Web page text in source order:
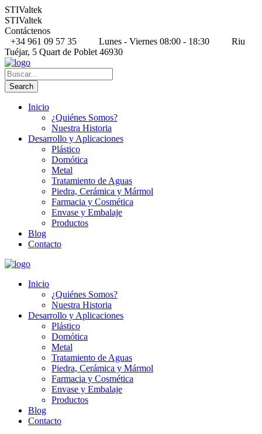
STIValtek
STIValtek
Contáctenos
+34 961 09 57 35
Lunes - Viernes 08:00 - 18:30
Riu
Tuéjar, 5 Quart de Poblet 46930
Inicio
¿Quiénes Somos?
Nuestra Historia
Desarrollo y Aplicaciones
Plástico
Domótica
Metal
Tratamiento de Aguas
Piedra, Cerámica y Mármol
Farmacia y Cosmética
Envase y Embalaje
Productos
Blog
Contacto
Inicio
¿Quiénes Somos?
Nuestra Historia
Desarrollo y Aplicaciones
Plástico
Domótica
Metal
Tratamiento de Aguas
Piedra, Cerámica y Mármol
Farmacia y Cosmética
Envase y Embalaje
Productos
Blog
Contacto